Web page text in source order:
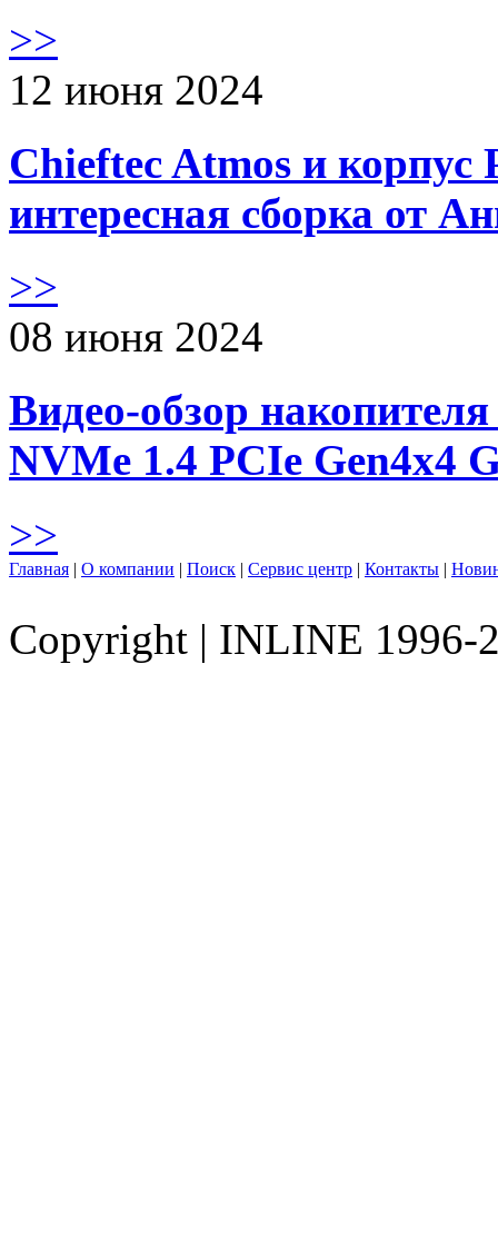
>>
12 июня 2024
Chieftec Atmos и корпус
интересная сборка от
>>
08 июня 2024
Видео-обзор
NVMe 1.4 PCIe Gen4х4
>>
Главная | О компании | Поиск | Сервис центр | Контакты |
Copyright | INLINE 1996-